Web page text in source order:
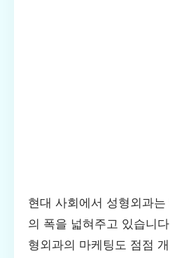
현대 사회에서 성형외과
의 폭을 넓혀주고 있습니
형외과의 마케팅도 점점